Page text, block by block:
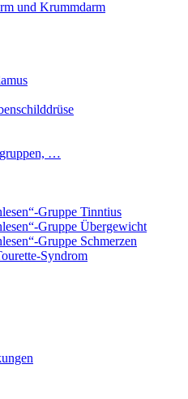
und Krummdarm
…
Gruppe Tinntius
Gruppe Übergewicht
Gruppe Schmerzen
Syndrom